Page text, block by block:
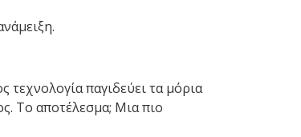
τεχνολογία παγιδεύει τα μόρια
Το αποτέλεσμα; Μια πιο